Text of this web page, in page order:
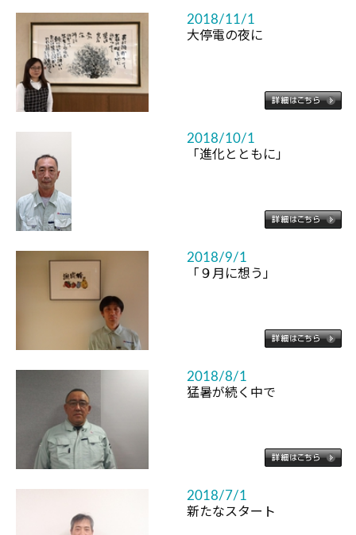
2018/11/1
大停電の夜に
2018/10/1
「進化とともに」
2018/9/1
「９月に想う」
2018/8/1
猛暑が続く中で
2018/7/1
新たなスタート